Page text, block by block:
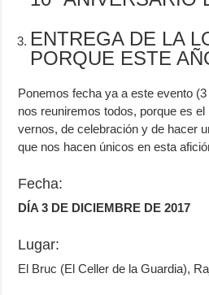
ENTREGA DE LA
PORQUE ESTE
Ponemos fecha ya a este evento
nos reuniremos todos, porque es
vernos, de celebración y de hacer
que nos hacen únicos en esta
Fecha:
DÍA 3 DE DICIEMBRE DE 2017
Lugar:
El Bruc (El Celler de la Guardia),